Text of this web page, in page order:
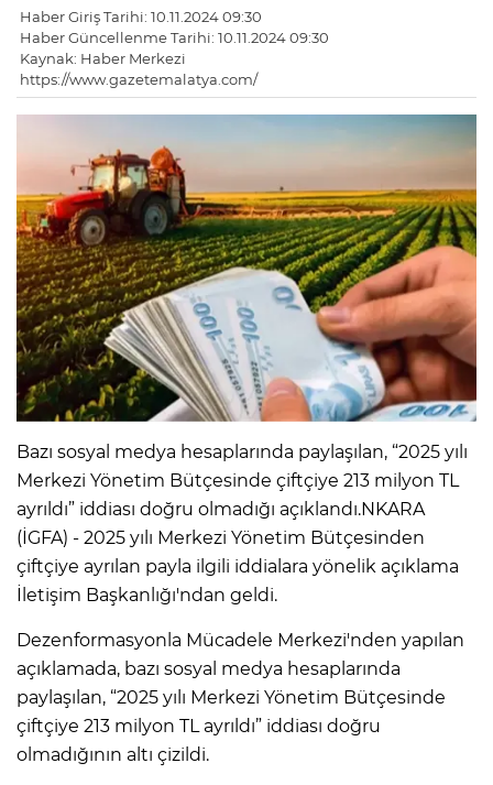
Haber Giriş Tarihi: 10.11.2024 09:30
Haber Güncellenme Tarihi: 10.11.2024 09:30
Kaynak: Haber Merkezi
https://www.gazetemalatya.com/
Bazı sosyal medya hesaplarında paylaşılan, “2025 yılı
Merkezi Yönetim Bütçesinde çiftçiye 213 milyon TL
ayrıldı” iddiası doğru olmadığı açıklandı.NKARA
(İGFA) - 2025 yılı Merkezi Yönetim Bütçesinden
çiftçiye ayrılan payla ilgili iddialara yönelik açıklama
İletişim Başkanlığı'ndan geldi.
Dezenformasyonla Mücadele Merkezi'nden yapılan
açıklamada, bazı sosyal medya hesaplarında
paylaşılan, “2025 yılı Merkezi Yönetim Bütçesinde
çiftçiye 213 milyon TL ayrıldı” iddiası doğru
olmadığının altı çizildi.